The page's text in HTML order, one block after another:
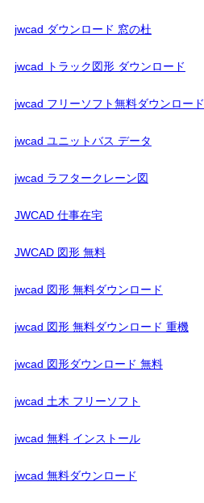
jwcad ダウンロード 窓の杜
jwcad トラック図形 ダウンロード
jwcad フリーソフト無料ダウンロード
jwcad ユニットバス データ
jwcad ラフタークレーン図
JWCAD 仕事在宅
JWCAD 図形 無料
jwcad 図形 無料ダウンロード
jwcad 図形 無料ダウンロード 重機
jwcad 図形ダウンロード 無料
jwcad 土木 フリーソフト
jwcad 無料 インストール
jwcad 無料ダウンロード